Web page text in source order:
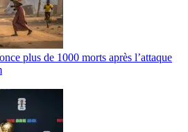
plus de 1000 morts après l’attaque